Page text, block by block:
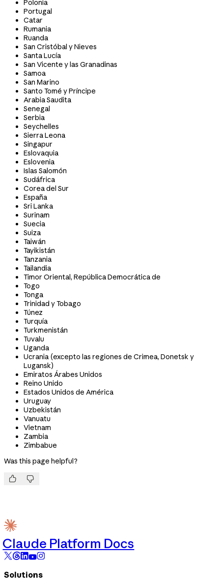
Polonia
Portugal
Catar
Rumania
Ruanda
San Cristóbal y Nieves
Santa Lucía
San Vicente y las Granadinas
Samoa
San Marino
Santo Tomé y Príncipe
Arabia Saudita
Senegal
Serbia
Seychelles
Sierra Leona
Singapur
Eslovaquia
Eslovenia
Islas Salomón
Sudáfrica
Corea del Sur
España
Sri Lanka
Surinam
Suecia
Suiza
Taiwán
Tayikistán
Tanzania
Tailandia
Timor Oriental, República Democrática de
Togo
Tonga
Trinidad y Tobago
Túnez
Turquía
Turkmenistán
Tuvalu
Uganda
Ucrania (excepto las regiones de Crimea, Donetsk y
Lugansk)
Emiratos Árabes Unidos
Reino Unido
Estados Unidos de América
Uruguay
Uzbekistán
Vanuatu
Vietnam
Zambia
Zimbabue
Was this page helpful?
 
Claude Platform Docs
Solutions